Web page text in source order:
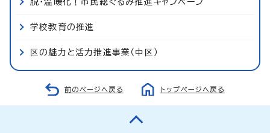
脱・温暖化！市民総ぐるみ推進キャンペーン
学校教育の推進
区の魅力と活力推進事業（中区）
前のページへ戻る トップページへ戻る